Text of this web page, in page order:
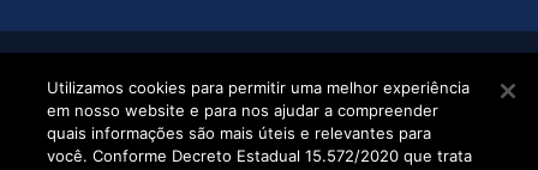
SETDIG | Secretaria-
Executiva de
Transformação Digital
Utilizamos cookies para permitir uma melhor experiência
em nosso website e para nos ajudar a compreender
quais informações são mais úteis e relevantes para
você. Conforme Decreto Estadual 15.572/2020 que trata